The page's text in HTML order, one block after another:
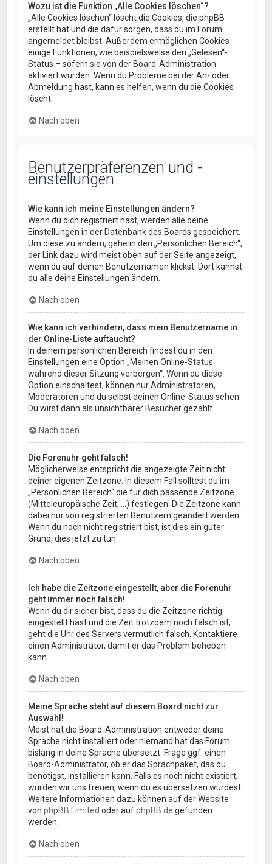
Wozu ist die Funktion „Alle Cookies löschen“?
„Alle Cookies löschen“ löscht die Cookies, die phpBB
erstellt hat und die dafür sorgen, dass du im Forum
angemeldet bleibst. Außerdem ermöglichen Cookies
einige Funktionen, wie beispielsweise den „Gelesen“-
Status – sofern sie von der Board-Administration
aktiviert wurden. Wenn du Probleme bei der An- oder
Abmeldung hast, kann es helfen, wenn du die Cookies
löscht.
Nach oben
Benutzerpräferenzen und -
einstellungen
Wie kann ich meine Einstellungen ändern?
Wenn du dich registriert hast, werden alle deine
Einstellungen in der Datenbank des Boards gespeichert.
Um diese zu ändern, gehe in den „Persönlichen Bereich“;
der Link dazu wird meist oben auf der Seite angezeigt,
wenn du auf deinen Benutzernamen klickst. Dort kannst
du alle deine Einstellungen ändern.
Nach oben
Wie kann ich verhindern, dass mein Benutzername in
der Online-Liste auftaucht?
In deinem persönlichen Bereich findest du in den
Einstellungen eine Option „Meinen Online-Status
während dieser Sitzung verbergen“. Wenn du diese
Option einschaltest, können nur Administratoren,
Moderatoren und du selbst deinen Online-Status sehen.
Du wirst dann als unsichtbarer Besucher gezählt.
Nach oben
Die Forenuhr geht falsch!
Möglicherweise entspricht die angezeigte Zeit nicht
deiner eigenen Zeitzone. In diesem Fall solltest du im
„Persönlichen Bereich“ die für dich passende Zeitzone
(Mitteleuropäische Zeit, ...) festlegen. Die Zeitzone kann
dabei nur von registrierten Benutzern geändert werden.
Wenn du noch nicht registriert bist, ist dies ein guter
Grund, dies jetzt zu tun.
Nach oben
Ich habe die Zeitzone eingestellt, aber die Forenuhr
geht immer noch falsch!
Wenn du dir sicher bist, dass du die Zeitzone richtig
eingestellt hast und die Zeit trotzdem noch falsch ist,
geht die Uhr des Servers vermutlich falsch. Kontaktiere
einen Administrator, damit er das Problem beheben
kann.
Nach oben
Meine Sprache steht auf diesem Board nicht zur
Auswahl!
Meist hat die Board-Administration entweder deine
Sprache nicht installiert oder niemand hat das Forum
bislang in deine Sprache übersetzt. Frage ggf. einen
Board-Administrator, ob er das Sprachpaket, das du
benötigst, installieren kann. Falls es noch nicht existiert,
würden wir uns freuen, wenn du es übersetzen würdest.
Weitere Informationen dazu können auf der Website
vonphpBB Limited oder aufphpBB.de gefunden
werden.
Nach oben